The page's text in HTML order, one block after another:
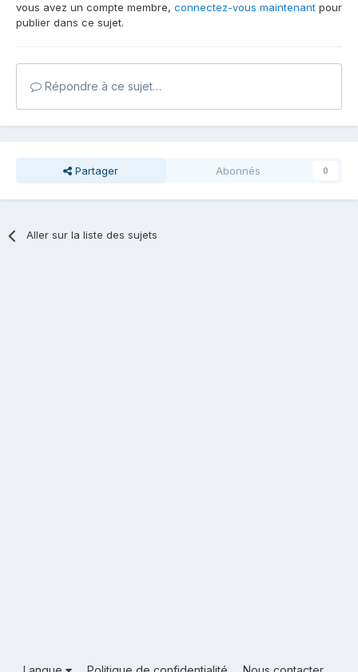
vous avez un compte membre, connectez-vous maintenant pour
publier dans ce sujet.
Répondre à ce sujet…
Partager Abonnés 0
Aller sur la liste des sujets